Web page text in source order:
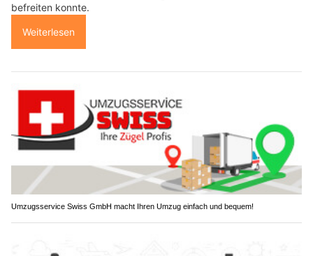
befreiten konnte.
Weiterlesen
Umzugsservice Swiss GmbH macht Ihren Umzug einfach und bequem!